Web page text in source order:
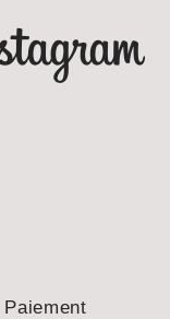
Paiement